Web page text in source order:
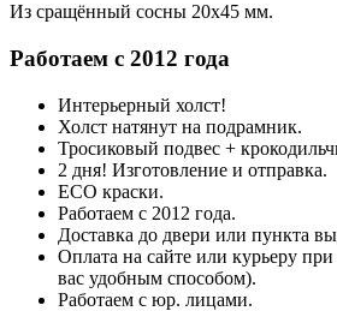
Из сращённый сосны 20x45 мм.
Работаем с 2012 года
Интерьерный холст!
Холст натянут на подрамник.
Тросиковый подвес +
2 дня! Изготовление и отправка.
ECO краски.
Работаем с 2012 года.
Доставка до двери или пункта
Оплата на сайте или курьеру
вас удобным способом).
Работаем с юр. лицами.